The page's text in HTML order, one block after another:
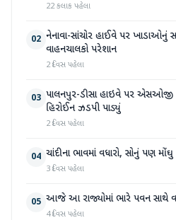
22 કલાક પહેલા
02 નેનાવા-સાંચોર હાઈવે પર ખાડાઓનું
વાહનચાલકો પરેશાન
2 દિવસ પહેલા
03 પાલનપુર-ડીસા હાઇવે પર એસઓજી
હિરોઈન ઝડપી પાડ્યું
2 દિવસ પહેલા
04 ચાંદીના ભાવમાં વધારો, સોનું પણ
3 દિવસ પહેલા
05 આજે આ રાજ્યોમાં ભારે પવન સાથે
4 દિવસ પહેલા